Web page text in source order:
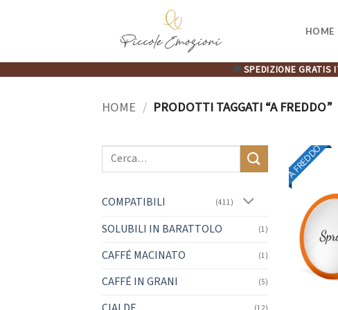
HOME
🚚 SPEDIZIONE GRATIS
HOME / PRODOTTI TAGGATI “A FREDDO”
Cerca:
COMPATIBILI (411)
SOLUBILI IN BARATTOLO (1)
CAFFÉ MACINATO (1)
CAFFÉ IN GRANI (5)
A FREDDO